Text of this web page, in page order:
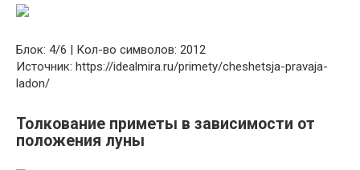
Блок: 4/6 | Кол-во символов: 2012
Источник: https://idealmira.ru/primety/cheshetsja-pravaja-
ladon/
Толкование приметы в зависимости от
положения луны